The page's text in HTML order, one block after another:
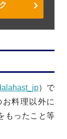
）で
料理以外に
もったこと等